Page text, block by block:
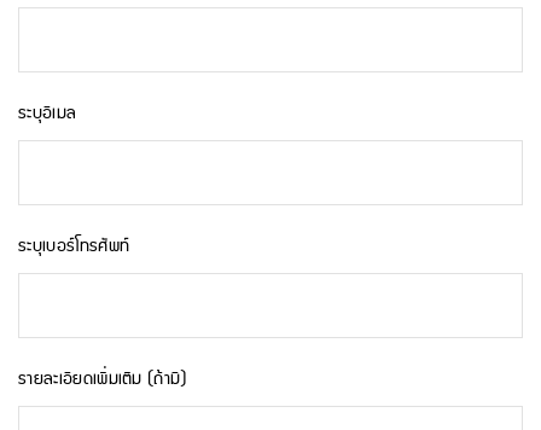
ระบุอีเมล
ระบุเบอร์โทรศัพท์
รายละเอียดเพิ่มเติม (ถ้ามี)